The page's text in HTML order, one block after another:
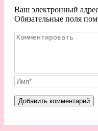
Ваш электронный
Обязательные поля